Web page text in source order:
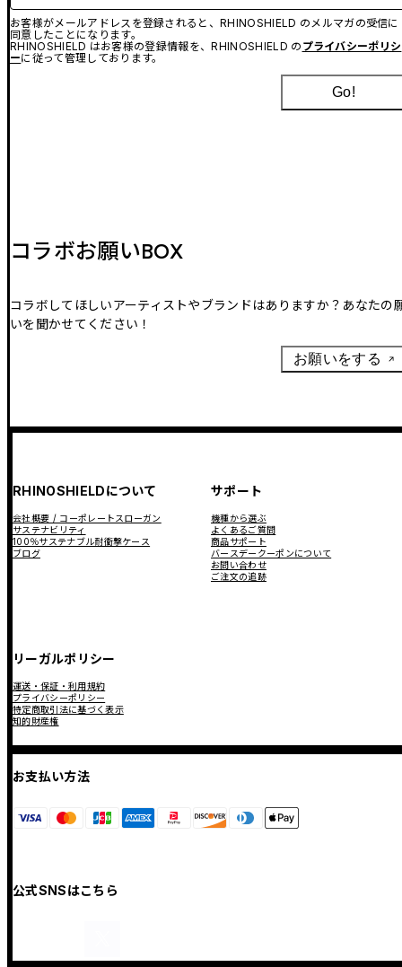
お客様がメールアドレスを登録されると、RHINOSHIELD のメルマガの受信に
同意したことになります。
RHINOSHIELD はお客様の登録情報を、RHINOSHIELD の プライバシーポリシ
ーに従って管理しております。
Go!
コラボお願いBOX
コラボしてほしいアーティストやブランドはありますか？あなたの
いを聞かせてください！
お願いをする
RHINOSHIELDについて
会社概要 / コーポレートスローガン
サステナビリティ
100％サステナブル耐衝撃ケース
ブログ
サポート
機種から選ぶ
よくあるご質問
商品サポート
バースデークーポンについて
お問い合わせ
ご注文の追跡
リーガルポリシー
運送・保証・利用規約
プライバシーポリシー
特定商取引法に基づく表示
知的財産権
お支払い方法
公式SNSはこちら